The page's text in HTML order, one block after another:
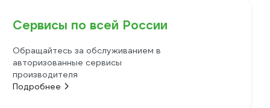
Сервисы по всей России
Обращайтесь за обслуживанием в
авторизованные сервисы
производителя
Подробнее